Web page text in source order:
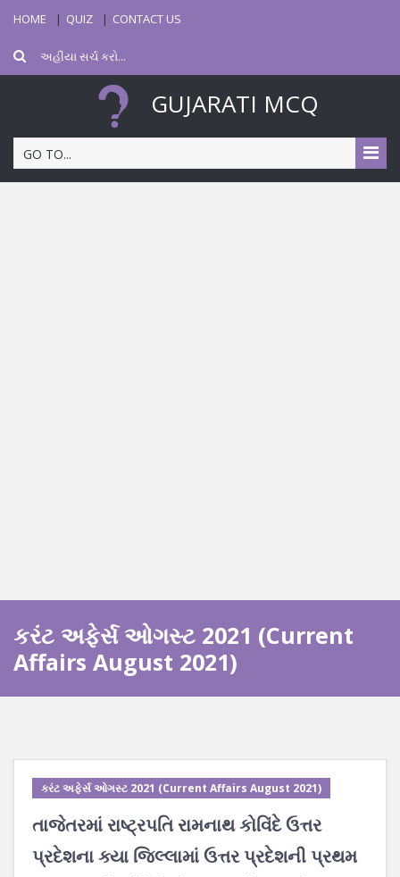
HOME QUIZ CONTACT US
GUJARATI MCQ
GO TO...
કરંટ અફેર્સ ઓગસ્ટ 2021 (Current
Affairs August 2021)
કરંટ અફેર્સ ઓગસ્ટ 2021 (Current Affairs August 2021)
તાજેતરમાં રાષ્ટ્રપતિ રામનાથ કોવિંદે ઉત્તર
પ્રદેશના ક્યા જિલ્લામાં ઉત્તર પ્રદેશની પ્રથમ